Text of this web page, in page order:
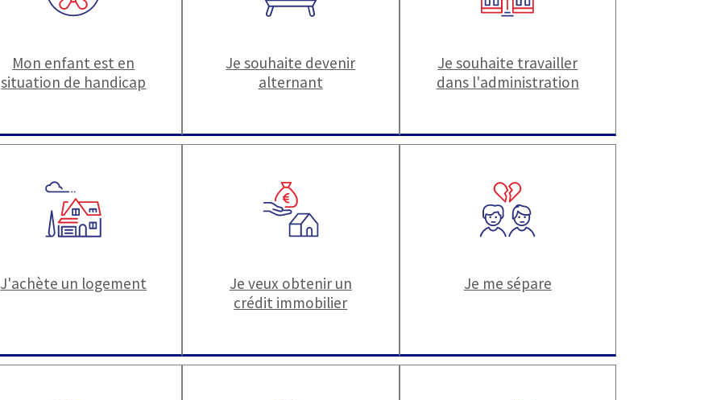
Mon enfant est en
situation de handicap
Je souhaite devenir
alternant
Je souhaite travailler
dans l'administration
J'achète un logement
Je veux obtenir un
crédit immobilier
Je me sépare